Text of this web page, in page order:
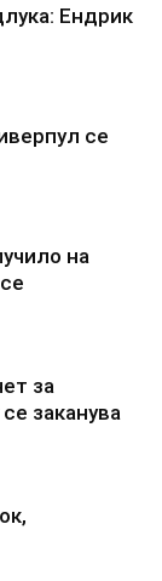
Ендрик
се
на
за
заканува